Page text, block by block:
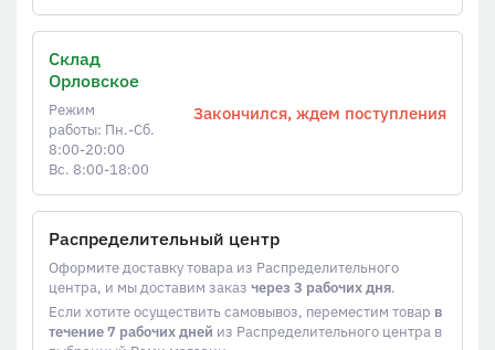
Склад
Орловское
Режим
работы: Пн.-Сб.
8:00-20:00
Вс. 8:00-18:00
Закончился, ждем поступления
Распределительный центр
Оформите доставку товара из Распределительного
центра, и мы доставим заказ через 3 рабочих дня.
Если хотите осуществить самовывоз, переместим товар в
течение 7 рабочих дней из Распределительного центра в